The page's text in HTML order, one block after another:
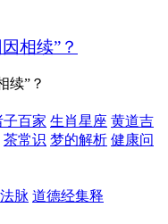
相续”？
子百家 生肖星座 黄道吉
茶常识 梦的解析 健康问
脉 道德经集释